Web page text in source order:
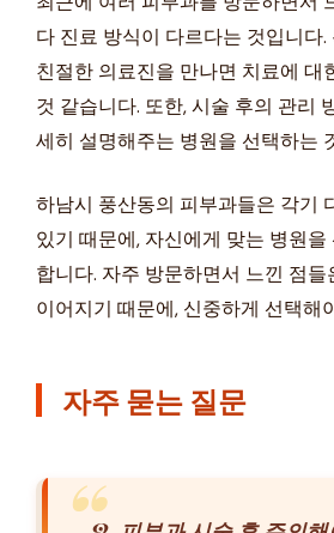
다 진료 방식이 다르다는 것입니다
친절한 의료진을 만나면 치료에 대
것 같습니다. 또한, 시술 후의 관리
세히 설명해주는 병원을 선택하는
하남시 풍산동의 피부과들은 각기
있기 때문에, 자신에게 맞는 병원
합니다. 자주 방문하면서 느낀 점
이어지기 때문에, 신중하게 선택해
자주 묻는 질문